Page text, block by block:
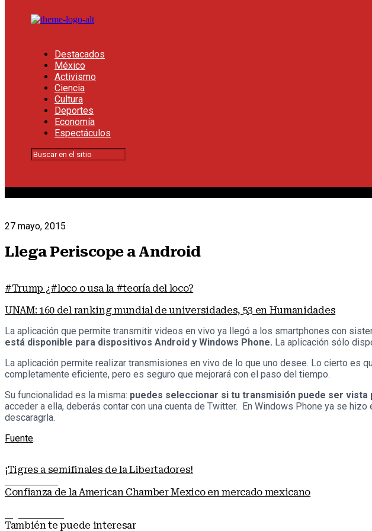
Destacados
México
Activismo
Ciencia
Cultura
Deportes
Economía
Espectáculos
27 mayo, 2015
Llega Periscope a Android
#Trump ¿#loco o usa la #teoría del loco?
UNAM: 160 del ranking mundial de universidades, 53 en Humanidades
La aplicación que permite transmitir videos en vivo ya llegó a los smartphones con
está disponible para dispositivos Android y Windows Phone. La aplicación sólo
La aplicación permite realizar transmisiones en vivo de lo que uno desee. Lo cierto
completamente eficiente, pero es seguro que mejorará con el paso del tiempo.
Su funcionalidad es la misma: puedes seleccionar si tu transmisión puede ser
acceder a ella, deberás contar con una cuenta de Twitter. En Windows Phone ya se
descaragrla.
Fuente.
¡Tigres a semifinales de la Libertadores!
Confianza de la American Chamber Mexico en mercado mexicano
También te puede interesar